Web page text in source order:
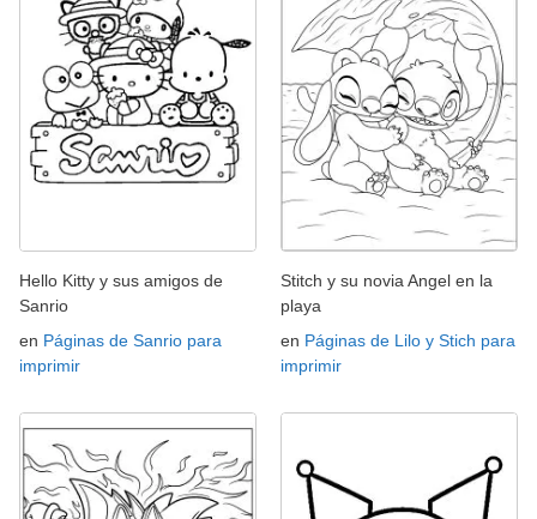
Hello Kitty y sus amigos de
Sanrio
en Páginas de Sanrio para
imprimir
Stitch y su novia Angel en la
playa
en Páginas de Lilo y Stich para
imprimir